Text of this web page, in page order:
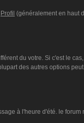
Profil (généralement en haut
du votre. Si c'est le
des autres options
à l'heure d'été. le